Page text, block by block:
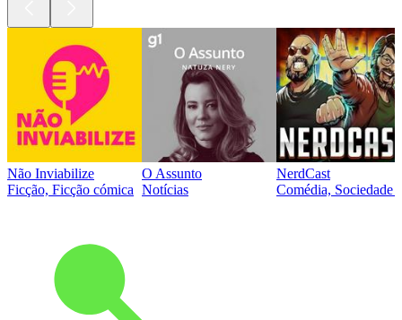
Não Inviabilize
Ficção, Ficção cómica
O Assunto
Notícias
NerdCast
Comédia, Sociedade